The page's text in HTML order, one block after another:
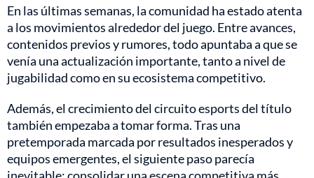
En las últimas semanas, la comunidad ha estado atenta
a los movimientos alrededor del juego. Entre avances,
contenidos previos y rumores, todo apuntaba a que se
venía una actualización importante, tanto a nivel de
jugabilidad como en su ecosistema competitivo.
Además, el crecimiento del circuito esports del título
también empezaba a tomar forma. Tras una
pretemporada marcada por resultados inesperados y
equipos emergentes, el siguiente paso parecía